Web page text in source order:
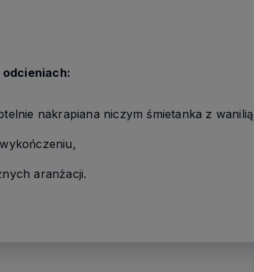
nakrapiana niczym śmietanka z
aranżacji.